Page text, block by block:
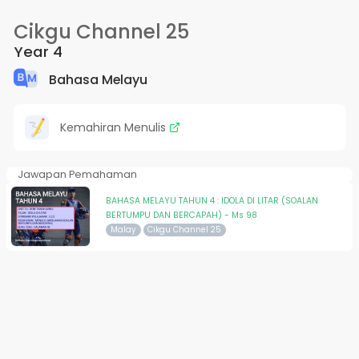
Cikgu Channel 25
Year 4
Bahasa Melayu
Kemahiran Menulis
Jawapan Pemahaman
BAHASA MELAYU TAHUN 4 : IDOLA DI LITAR (SOALAN
BERTUMPU DAN BERCAPAH) - Ms 98
Malay Cikgu Channel 25